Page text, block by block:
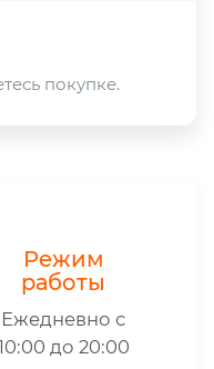
покупке.
Режим
работы
Ежедневно с
до 20:00